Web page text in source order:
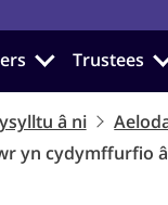
Trustees
â ni
yn cydymffurfio